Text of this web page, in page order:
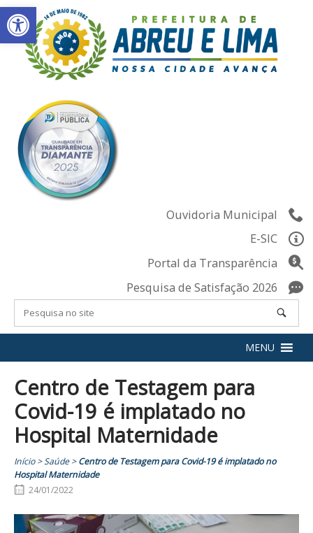
Abrir a barra de ferramentas
Skip
to
content
Ouvidoria Municipal
E-SIC
Portal da Transparência
Pesquisa de Satisfação 2026
MENU
Centro de Testagem para
Covid-19 é implatado no
Hospital Maternidade
Início>Saúde>Centro de Testagem para Covid-19 é implatado no
Hospital Maternidade
24/01/2022